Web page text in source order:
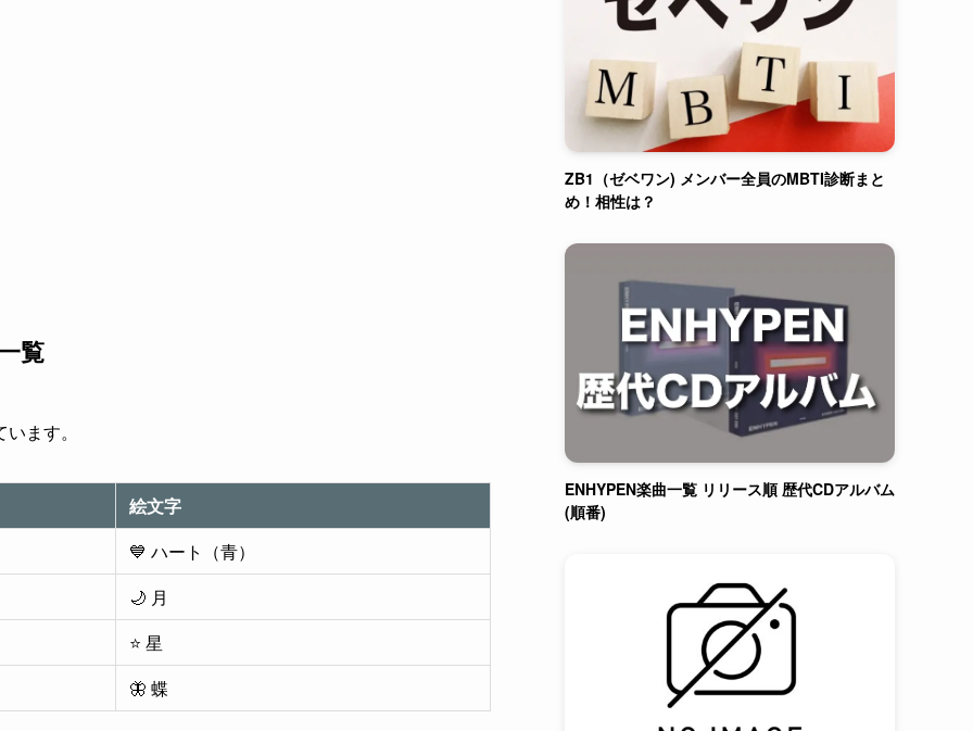
覧
ます。
絵文字
💙 ハート（青）
🌙 月
⭐ 星
🦋 蝶
ZB1（ゼベワン) メンバー全員のMBTI診断まと
め！相性は？
ENHYPEN楽曲一覧 リリース順 歴代CDアルバム
(順番)